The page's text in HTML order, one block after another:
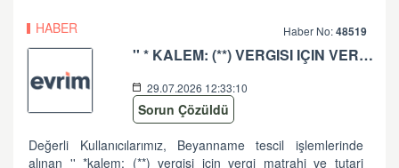
HABER Haber No:48519
'' * KALEM: (**) VERGISI IÇIN VERGI MATRAHI VE TUTARI ARASINDA UYUMSUZLUK VAR '' HATASI HK
29.07.2026 12:33:10
Sorun Çözüldü
Değerli Kullanıcılarımız, Beyanname tescil işlemlerinde
alınan '' *kalem: (**) vergisi için vergi matrahi ve tutari